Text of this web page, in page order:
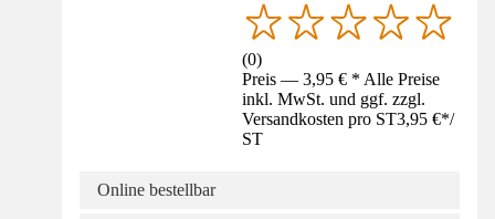
(0)
Preis — 3,95 € * Alle Preise
inkl. MwSt. und ggf. zzgl.
Versandkosten pro ST3,95 €*/
ST
Online bestellbar